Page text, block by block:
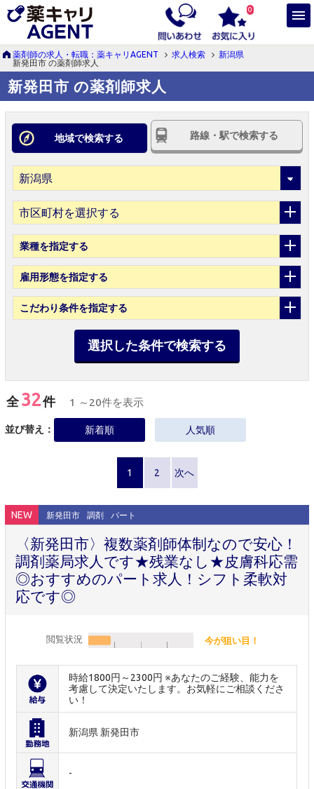
0
薬剤師の求人・転職：薬キャリAGENT 求人検索
新潟県
新発田市 の薬剤師求人
新発田市 の薬剤師求人
地域で検索する 路線・駅で検索する
市区町村を選択する
業種を指定する
雇用形態を指定する
こだわり条件を指定する
選択した条件で検索する
全32件 1 ～20件を表示
並び替え： 新着順 人気順
1 2 次へ
NEW 新発田市 調剤 パート
〈新発田市〉複数薬剤師体制なので安心！
調剤薬局求人です★残業なし★皮膚科応需
◎おすすめのパート求人！シフト柔軟対
応です◎
閲覧状況 今が狙い目！
時給1800円～2300円 ※あなたのご経験、能力を
考慮して決定いたします。お気軽にご相談くださ
い！
新潟県 新発田市
-